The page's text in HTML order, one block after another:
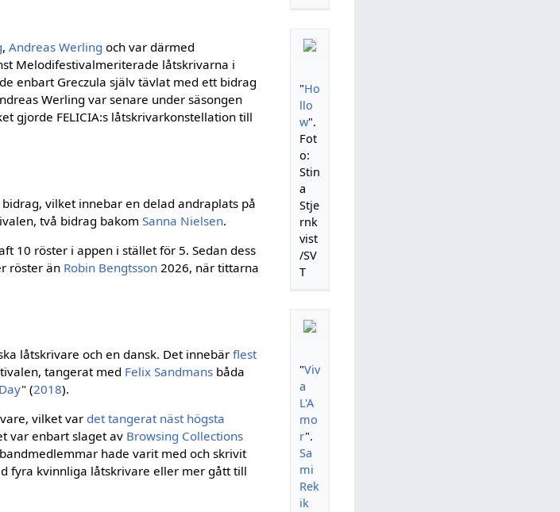
"Ho
llo
w".
Fot
o:
Stin
a
Stje
rnk
vist
/SV
T
"Viv
a
L'A
mo
r".
Sa
mi
Rek
ik
,Andreas Werling och var därmed
Melodifestivalmeriterade låtskrivarna i
enbart Greczula själv tävlat med ett bidrag
Werling var senare under säsongen
gjorde FELICIA:s låtskrivarkonstellation till
vilket innebar en delad andraplats på
två bidrag bakomSanna Nielsen.
10 röster i appen i stället för 5. Sedan dess
röster än Robin Bengtsson 2026, när tittarna
låtskrivare och en dansk. Det innebärflest
tangerat med Felix Sandmans båda
" (2018).
vilket var det tangerat näst högsta
var enbart slaget av Browsing Collections
hade varit med och skrivit
fyra kvinnliga låtskrivare eller mer gått till